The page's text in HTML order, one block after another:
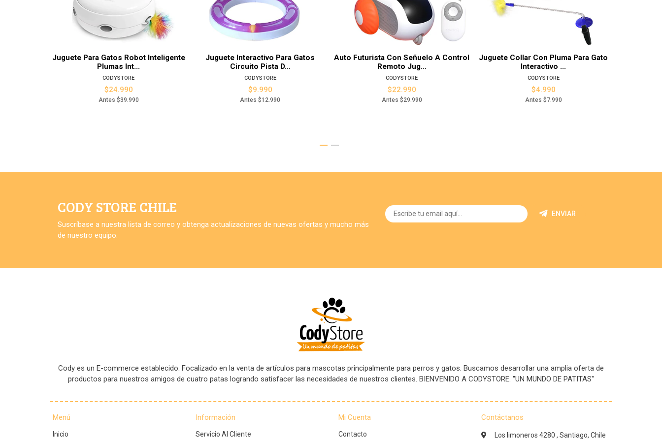
Juguete Para Gatos Robot Inteligente
Plumas Int...
CODYSTORE
$24.990
Antes $39.990
Ver detalles
Juguete Interactivo Para Gatos
Circuito Pista D...
CODYSTORE
$9.990
Antes$12.990
Ver detalles
Auto Futurista Con Señuelo A Control
Remoto Jug...
CODYSTORE
$22.990
Antes $29.990
Ver detalles
Juguete Collar Con Pluma Para Gato
Interactivo ...
CODYSTORE
$4.990
Antes $7.990
Ver detalles
CODY STORE CHILE
Suscríbase a nuestra lista de correo y obtenga actualizaciones de nuevas ofertas y mucho más
de nuestro equipo.
ENVIAR
Cody es un E-commerce establecido. Focalizado en la venta de artículos para mascotas principalmente para perros y gatos. Buscamos desarrollar una amplia oferta de
productos para nuestros amigos de cuatro patas logrando satisfacer las necesidades de nuestros clientes. BIENVENIDO A CODYSTORE. "UN MUNDO DE PATITAS"
Menú
Inicio
Información
Servicio Al Cliente
Mi Cuenta
Contacto
Contáctanos
Los limoneros 4280 , Santiago, Chile